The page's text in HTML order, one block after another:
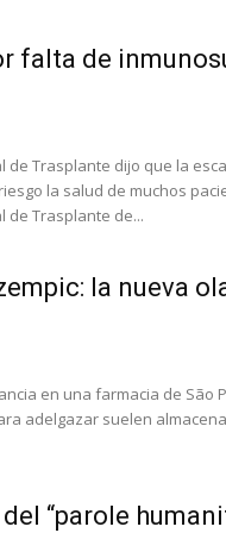
falta de
de Trasplante dijo que la
la salud de muchos
de Trasplante de...
la nueva
en una farmacia de São
adelgazar suelen
“parole